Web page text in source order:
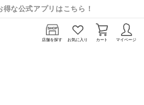
得な公式アプリはこちら！
店舗を探す お気に入り カート マイページ